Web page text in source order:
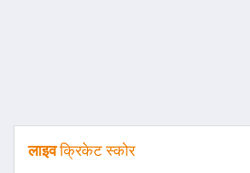
लाइवक्रिकेट स्कोर